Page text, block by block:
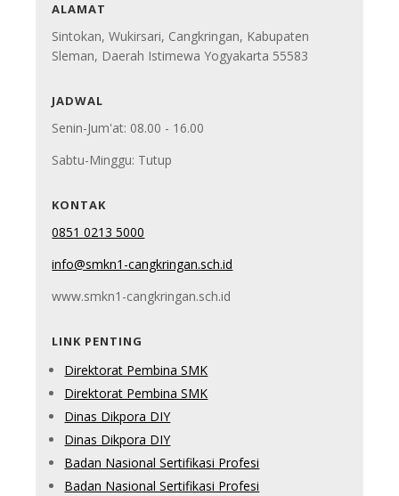
ALAMAT
Sintokan, Wukirsari, Cangkringan, Kabupaten
Sleman, Daerah Istimewa Yogyakarta 55583
JADWAL
Senin-Jum'at: 08.00 - 16.00
Sabtu-Minggu: Tutup
KONTAK
0851 0213 5000
info@smkn1-cangkringan.sch.id
www.smkn1-cangkringan.sch.id
LINK PENTING
Direktorat Pembina SMK
Direktorat Pembina SMK
Dinas Dikpora DIY
Dinas Dikpora DIY
Badan Nasional Sertifikasi Profesi
Badan Nasional Sertifikasi Profesi